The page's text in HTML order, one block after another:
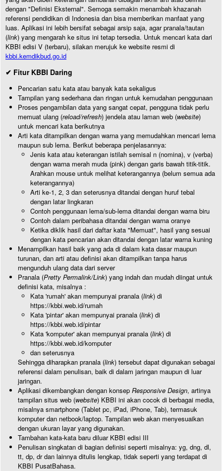
dengan "Definisi Eksternal". Semoga semakin menambah khazanah
referensi pendidikan di Indonesia dan bisa memberikan manfaat yang
luas. Aplikasi ini lebih bersifat sebagai arsip saja, agar pranala/tautan
(link) yang mengarah ke situs ini tetap tersedia. Untuk mencari kata dari
KBBI edisi V (terbaru), silakan merujuk ke website resmi di
kbbi.kemdikbud.go.id
✔ Fitur KBBI Daring
Pencarian satu kata atau banyak kata sekaligus
Tampilan yang sederhana dan ringan untuk kemudahan penggunaan
Proses pengambilan data yang sangat cepat, pengguna tidak perlu
memuat ulang (reload/refresh) jendela atau laman web (website)
untuk mencari kata berikutnya
Arti kata ditampilkan dengan warna yang memudahkan mencari lema
maupun sub lema. Berikut beberapa penjelasannya:
Jenis kata atau keterangan istilah semisal n (nomina), v (verba)
dengan warna merah muda (pink) dengan garis bawah titik-titik.
Arahkan mouse untuk melihat keterangannya (belum semua ada
keterangannya)
Arti ke-1, 2, 3 dan seterusnya ditandai dengan huruf tebal
dengan latar lingkaran
Contoh penggunaan lema/sub-lema ditandai dengan warna biru
Contoh dalam peribahasa ditandai dengan warna oranye
Ketika diklik hasil dari daftar kata "Memuat", hasil yang sesuai
dengan kata pencarian akan ditandai dengan latar warna kuning
Menampilkan hasil baik yang ada di dalam kata dasar maupun
turunan, dan arti atau definisi akan ditampilkan tanpa harus
mengunduh ulang data dari server
Pranala (Pretty Permalink/Link) yang indah dan mudah diingat untuk
definisi kata, misalnya :
Kata 'rumah' akan mempunyai pranala (link) di
https://kbbi.web.id/rumah
Kata 'pintar' akan mempunyai pranala (link) di
https://kbbi.web.id/pintar
Kata 'komputer' akan mempunyai pranala (link) di
https://kbbi.web.id/komputer
dan seterusnya
Sehingga diharapkan pranala (link) tersebut dapat digunakan sebagai
referensi dalam penulisan, baik di dalam jaringan maupun di luar
jaringan.
Aplikasi dikembangkan dengan konsep Responsive Design, artinya
tampilan situs web (website) KBBI ini akan cocok di berbagai media,
misalnya smartphone (Tablet pc, iPad, iPhone, Tab), termasuk
komputer dan netbook/laptop. Tampilan web akan menyesuaikan
dengan ukuran layar yang digunakan.
Tambahan kata-kata baru diluar KBBI edisi III
Penulisan singkatan di bagian definisi seperti misalnya: yg, dng, dl,
tt, dp, dr dan lainnya ditulis lengkap, tidak seperti yang terdapat di
KBBI PusatBahasa.